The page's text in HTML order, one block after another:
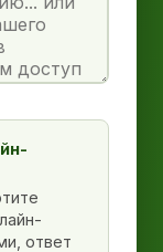
ответ